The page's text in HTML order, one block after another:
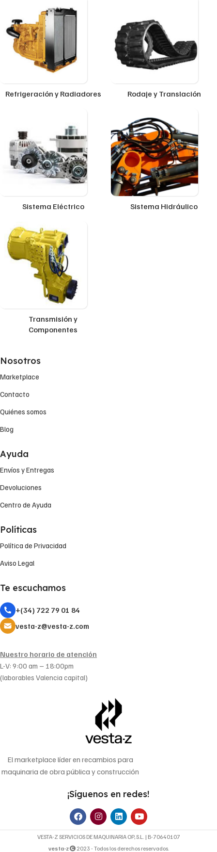
Refrigeración y Radiadores Rodaje y Translación
Sistema Eléctrico Sistema Hidráulico
Transmisión y
Componentes
Nosotros
Marketplace
Contacto
Quiénes somos
Blog
Ayuda
Envíos y Entregas
Devoluciones
Centro de Ayuda
Políticas
Política de Privacidad
Aviso Legal
Te escuchamos
+(34) 722 79 01 84
vesta-z@vesta-z.com
Nuestro horario de atención
L-V: 9:00 am – 18:00pm
(laborables Valencia capital)
El marketplace líder en recambios para
maquinaria de obra pública y construcción
¡Síguenos en redes!
VESTA-Z SERVICIOS DE MAQUINARIA OP, S.L. | B-70640107
vesta-z
2023 - Todos los derechos reservados.